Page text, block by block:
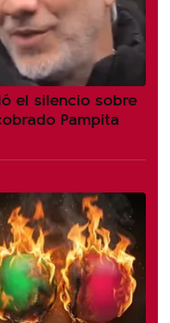
el silencio sobre
Pampita